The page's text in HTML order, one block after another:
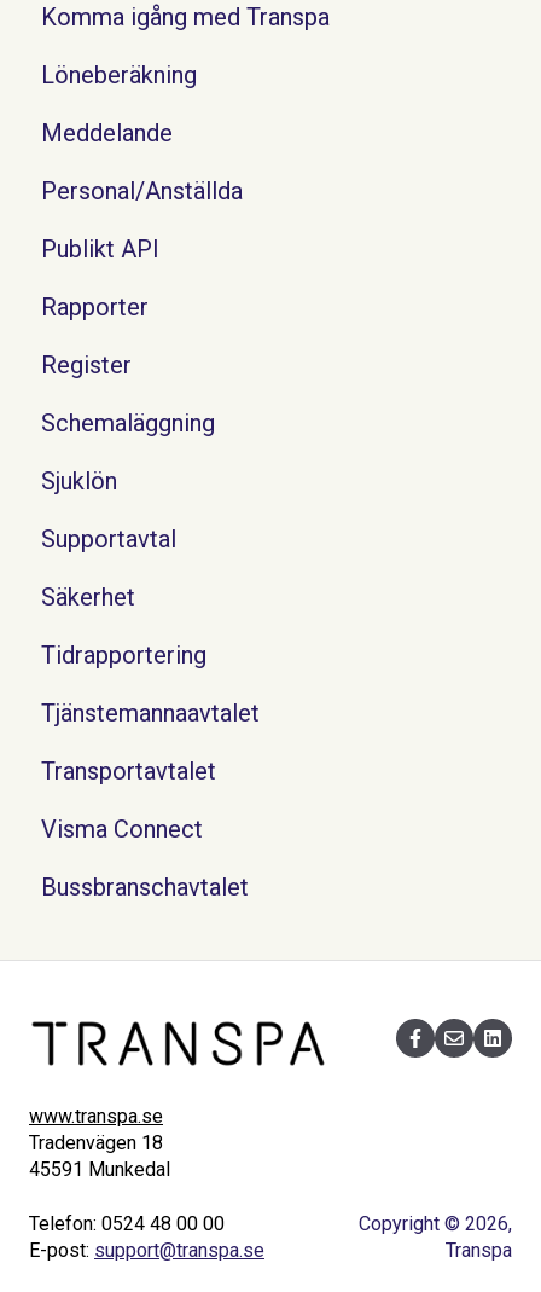
Komma igång med Transpa
Löneberäkning
Meddelande
Personal/Anställda
Publikt API
Rapporter
Register
Schemaläggning
Sjuklön
Supportavtal
Säkerhet
Tidrapportering
Tjänstemannaavtalet
Transportavtalet
Visma Connect
Bussbranschavtalet
www.transpa.se
Tradenvägen 18
45591 Munkedal
Telefon: 0524 48 00 00
E-post: support@transpa.se
Copyright © 2026,
Transpa